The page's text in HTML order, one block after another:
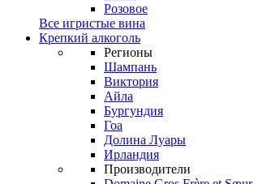
Розовое
Все игристые вина
Крепкий алкоголь
Регионы
Шампань
Виктория
Айла
Бургундия
Гоа
Долина Луары
Ирландия
Производители